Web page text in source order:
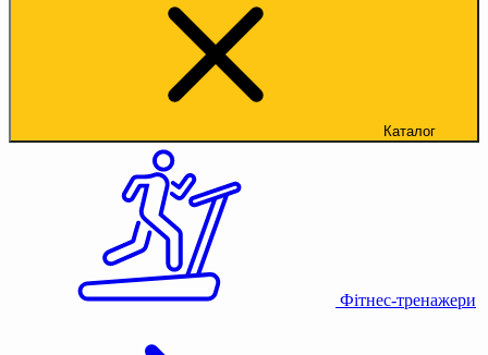
Каталог
Фітнес-тренажери